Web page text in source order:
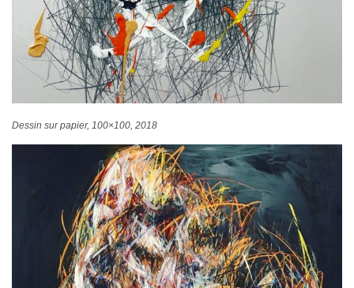
Dessin sur papier, 100×100, 2018